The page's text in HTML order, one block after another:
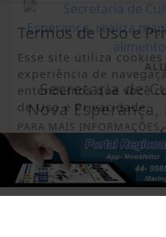
Secretaria de
Nova
Termos de Uso e
Esse site utiliza
experiência de
entendemos que você
de Uso e Privacidade.
PARA MAIS INFORMAÇÕES,
CLICANDO AQUI